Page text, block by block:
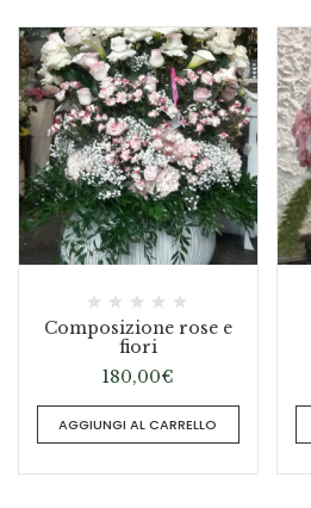
Composizione rose e
fiori
180,00€
AGGIUNGI AL CARRELLO